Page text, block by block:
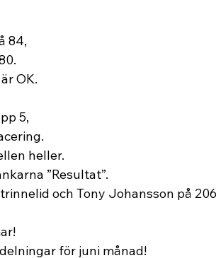
84,
OK.
5,
heller.
”Resultat”.
och Tony Johansson på
för juni månad!